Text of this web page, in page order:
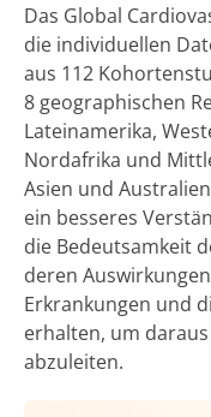
Das Global
die individuellen
aus 112
8 geographischen
Lateinamerika,
Nordafrika und
Asien und
ein besseres
die Bedeutsamkeit
deren
Erkrankungen und
erhalten, um
abzuleiten.